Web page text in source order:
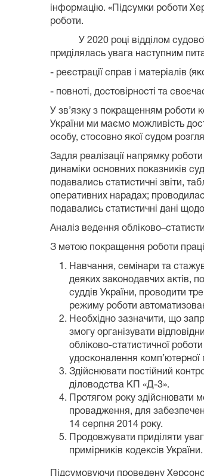
інформацію. «Підсумки роботи
роботи.
У 2020 році відділом судової
приділялась увага наступним
- реєстрації справ і матеріалів
- повноті, достовірності та
У зв’язку з покращенням роботи
України ми маємо можливість
особу, стосовно якої судом
Задля реалізації напрямку
динаміки основних показників
подавались статистичні звіти,
оперативних нарадах;
подавались статистичні дані
Аналіз ведення
З метою покращення роботи
Навчання, семінари та
деяких законодавчих актів,
суддів України, проводити
режиму роботи
Необхідно зазначити, що
змогу організувати
обліково-статистичної
удосконалення комп’ютерної
Здійснювати постійний
діловодства КП «Д-3».
Протягом року здійснювати
провадження, для
14 серпня 2014 року.
Продовжувати приділяти
примірників кодексів України.
Підсумовуючи проведену